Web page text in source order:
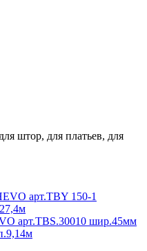
штор, для платьев, для
арт.TBY 150-1
арт.TBS.30010 шир.45мм